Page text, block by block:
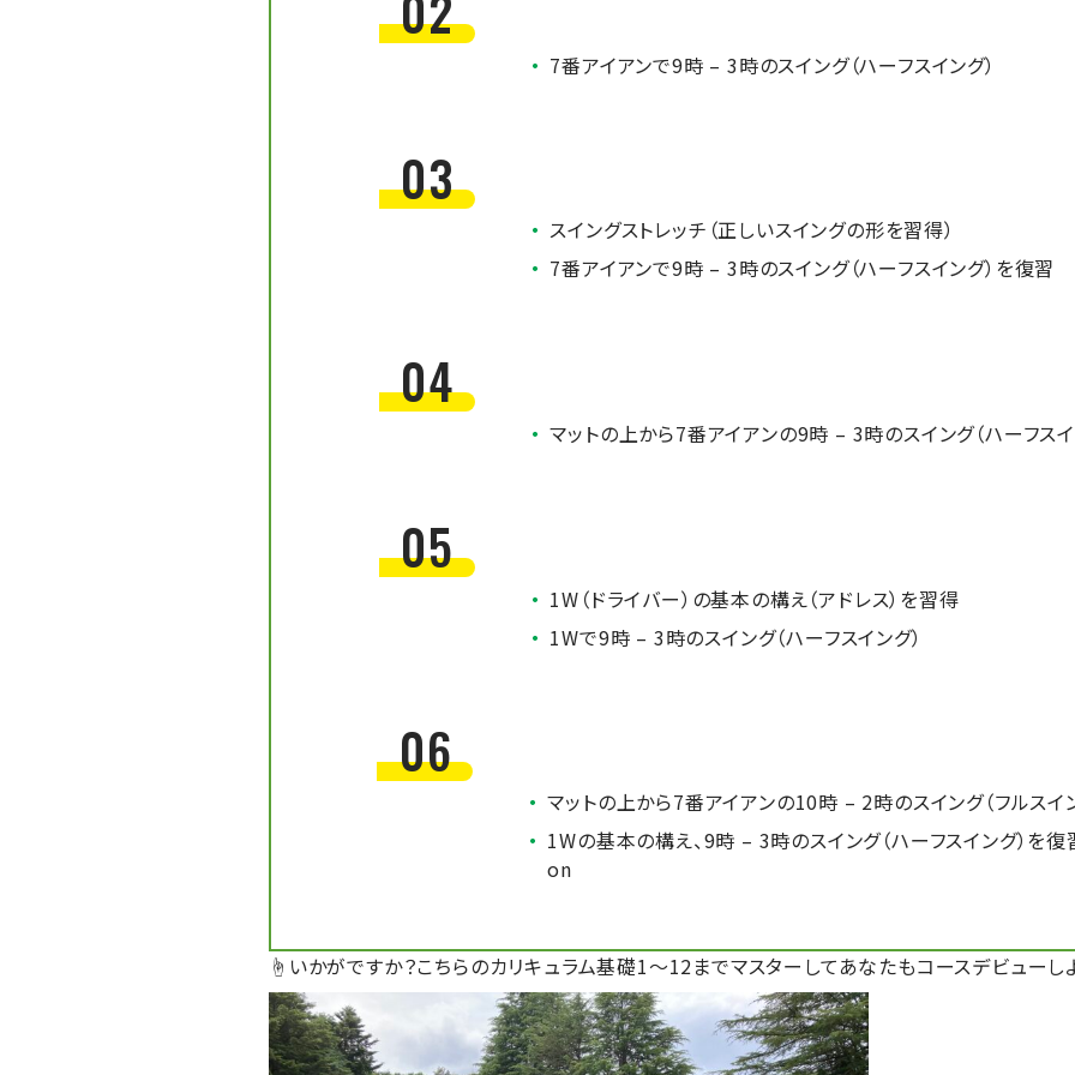
7番アイアンで9時 – 3時のスイング（ハーフスイング）
03
スイングストレッチ（正しいスイングの形を習得）
7番アイアンで9時 – 3時のスイング（ハーフスイング）を復習
04
マットの上から7番アイアンの9時 – 3時のスイング（ハーフスイ
05
1W（ドライバー）の基本の構え（アドレス）を習得
1Wで9時 – 3時のスイング（ハーフスイング）
06
マットの上から7番アイアンの10時 – 2時のスイング（フルスイ
1Wの基本の構え、9時 – 3時のスイング（ハーフスイング）を復
on
☝いかがですか？こちらのカリキュラム基礎1～12までマスターしてあなたもコースデビューし